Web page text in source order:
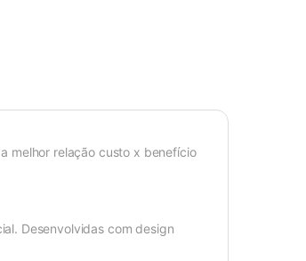
melhor relação custo x benefício
Desenvolvidas com design